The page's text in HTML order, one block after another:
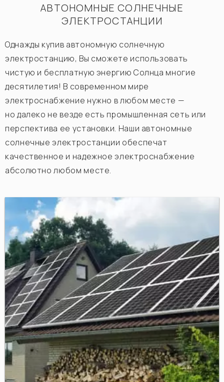
АВТОНОМНЫЕ СОЛНЕЧНЫЕ
ЭЛЕКТРОСТАНЦИИ
Однажды купив автономную солнечную
электростанцию, Вы сможете использовать
чистую и бесплатную энергию Солнца многие
десятилетия! В современном мире
электроснабжение нужно в любом месте —
но далеко не везде есть промышленная сеть или
перспектива ее установки. Наши автономные
солнечные электростанции обеспечат
качественное и надежное электроснабжение
абсолютно любом месте.